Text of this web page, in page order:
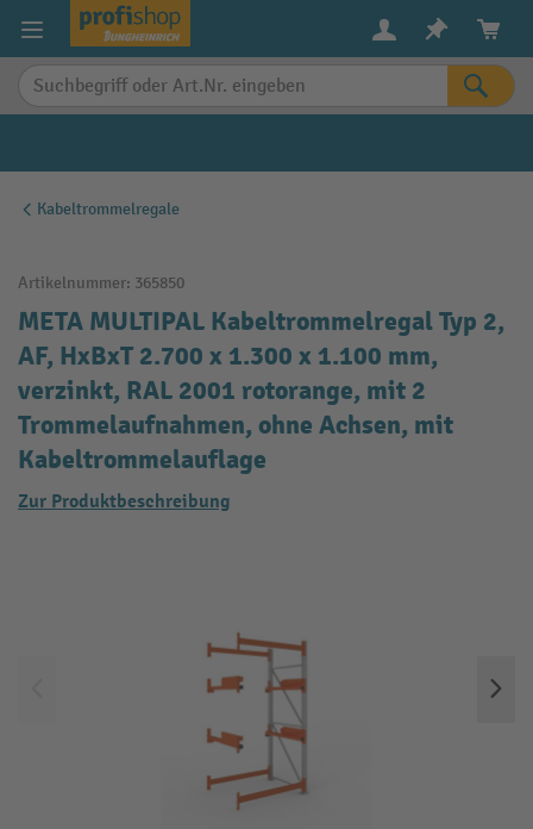
springen
Kabeltrommelregale
Artikelnummer: 365850
META MULTIPAL Kabeltrommelregal Typ 2,
AF, HxBxT 2.700 x 1.300 x 1.100 mm,
verzinkt, RAL 2001 rotorange, mit 2
Trommelaufnahmen, ohne Achsen, mit
Kabeltrommelauflage
Zur Produktbeschreibung